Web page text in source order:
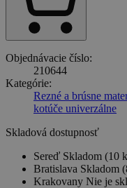
Objednávacie číslo:
210644
Kategórie:
Rezné a brúsne
kotúče univerzálne
Skladová dostupnosť
Sereď Skladom (10
Bratislava Skladom
Krakovany Nie je